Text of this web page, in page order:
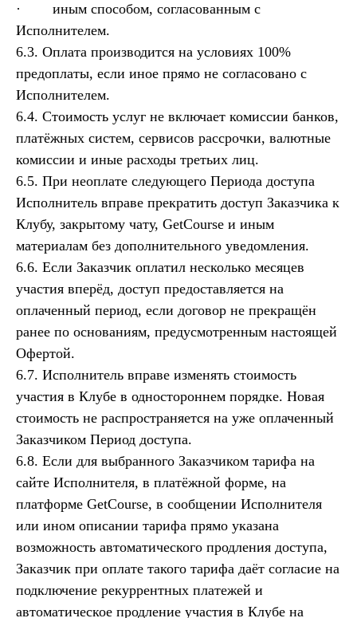
· иным способом, согласованным с
Исполнителем.
6.3. Оплата производится на условиях 100%
предоплаты, если иное прямо не согласовано с
Исполнителем.
6.4. Стоимость услуг не включает комиссии банков,
платёжных систем, сервисов рассрочки, валютные
комиссии и иные расходы третьих лиц.
6.5. При неоплате следующего Периода доступа
Исполнитель вправе прекратить доступ Заказчика к
Клубу, закрытому чату, GetCourse и иным
материалам без дополнительного уведомления.
6.6. Если Заказчик оплатил несколько месяцев
участия вперёд, доступ предоставляется на
оплаченный период, если договор не прекращён
ранее по основаниям, предусмотренным настоящей
Офертой.
6.7. Исполнитель вправе изменять стоимость
участия в Клубе в одностороннем порядке. Новая
стоимость не распространяется на уже оплаченный
Заказчиком Период доступа.
6.8. Если для выбранного Заказчиком тарифа на
сайте Исполнителя, в платёжной форме, на
платформе GetCourse, в сообщении Исполнителя
или ином описании тарифа прямо указана
возможность автоматического продления доступа,
Заказчик при оплате такого тарифа даёт согласие на
подключение рекуррентных платежей и
автоматическое продление участия в Клубе на